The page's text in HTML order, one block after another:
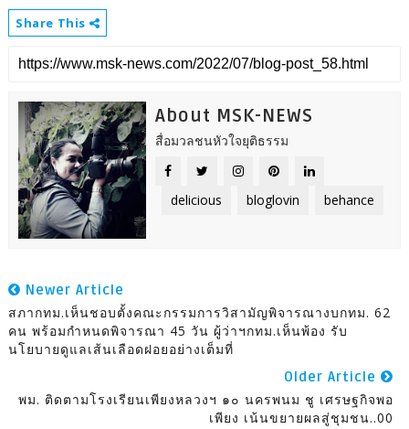
Share This
About MSK-NEWS
สื่อมวลชนหัวใจยุติธรรม
delicious bloglovin behance
Newer Article
สภากทม.เห็นชอบตั้งคณะกรรมการวิสามัญพิจารณางบกทม. 62
คน พร้อมกำหนดพิจารณา 45 วัน ผู้ว่าฯกทม.เห็นพ้อง รับ
นโยบายดูแลเส้นเลือดฝอยอย่างเต็มที่
Older Article
พม. ติดตามโรงเรียนเพียงหลวงฯ ๑๐ นครพนม ชู เศรษฐกิจพอ
เพียง เน้นขยายผลสู่ชุมชน..00